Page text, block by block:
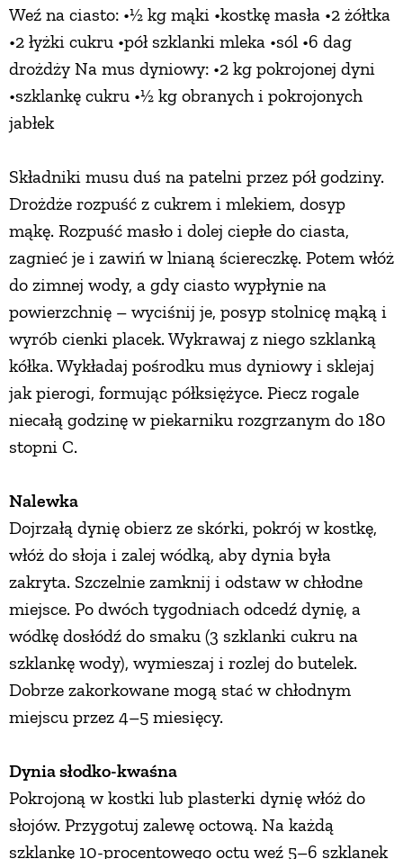
Weź na ciasto: •½ kg mąki •kostkę masła •2 żółtka
•2 łyżki cukru •pół szklanki mleka •sól •6 dag
drożdży Na mus dyniowy: •2 kg pokrojonej dyni
•szklankę cukru •½ kg obranych i pokrojonych
jabłek
Składniki musu duś na patelni przez pół godziny.
Drożdże rozpuść z cukrem i mlekiem, dosyp
mąkę. Rozpuść masło i dolej ciepłe do ciasta,
zagnieć je i zawiń w lnianą ściereczkę. Potem włóż
do zimnej wody, a gdy ciasto wypłynie na
powierzchnię – wyciśnij je, posyp stolnicę mąką i
wyrób cienki placek. Wykrawaj z niego szklanką
kółka. Wykładaj pośrodku mus dyniowy i sklejaj
jak pierogi, formując półksiężyce. Piecz rogale
niecałą godzinę w piekarniku rozgrzanym do 180
stopni C.
Nalewka
Dojrzałą dynię obierz ze skórki, pokrój w kostkę,
włóż do słoja i zalej wódką, aby dynia była
zakryta. Szczelnie zamknij i odstaw w chłodne
miejsce. Po dwóch tygodniach odcedź dynię, a
wódkę dosłódź do smaku (3 szklanki cukru na
szklankę wody), wymieszaj i rozlej do butelek.
Dobrze zakorkowane mogą stać w chłodnym
miejscu przez 4–5 miesięcy.
Dynia słodko-kwaśna
Pokrojoną w kostki lub plasterki dynię włóż do
słojów. Przygotuj zalewę octową. Na każdą
szklankę 10-procentowego octu weź 5–6 szklanek